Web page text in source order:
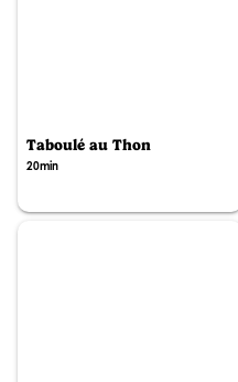
Taboulé au Thon
20min